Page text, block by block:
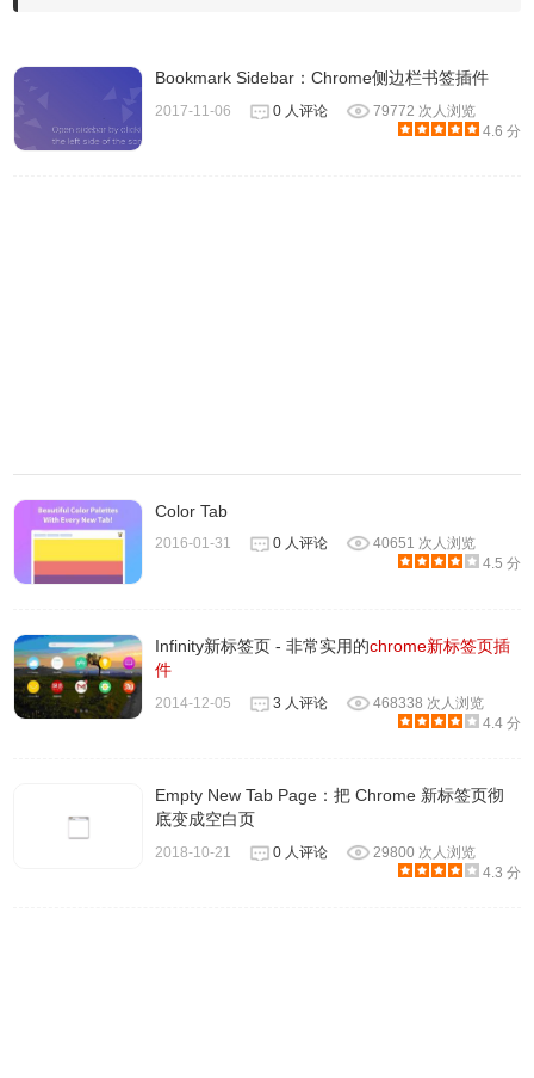
5.新标签页作为美化浏览器重要的一部分，Quickey Tab 自动
选取来自 Unsplash 网站的精美壁纸作为背景图。我们可以
在设置页面设置背景图片的切换频率，如下图所示：
6.默认情况背景图片是一小时换一次，我们设置每个标签页
Bookmark Sidebar：Chrome侧边栏书签插件
2017-11-06 0 人评论
79772 次人浏览
4.6 分
Color Tab
2016-01-31 0 人评论
40651 次人浏览
4.5 分
Infinity新标签页 - 非常实用的chrome新标签页插
件
2014-12-05 3 人评论
468338 次人浏览
4.4 分
Empty New Tab Page：把 Chrome 新标签页彻
底变成空白页
2018-10-21 0 人评论
29800 次人浏览
4.3 分